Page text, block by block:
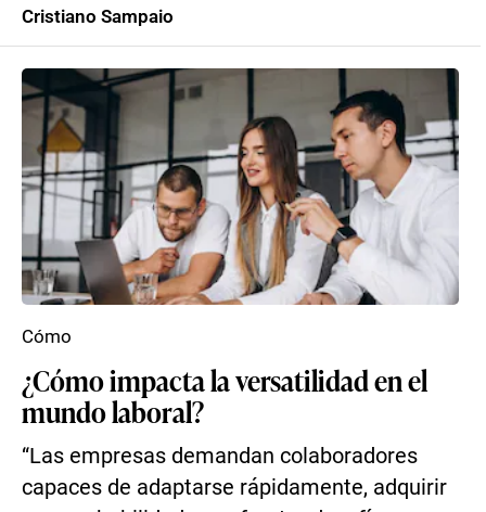
Cristiano Sampaio
¿Cómo impacta la versatilidad en el
mundo laboral?
“Las empresas demandan colaboradores
capaces de adaptarse rápidamente, adquirir
Cómo